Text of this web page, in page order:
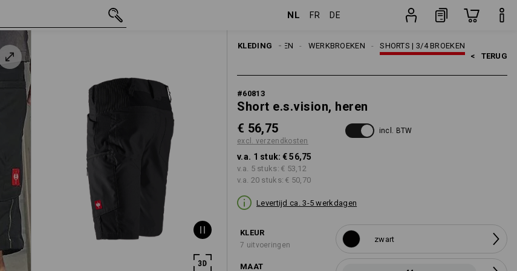
NL FR DE
KLEDING SHORTS | 3/4 BROEKEN
WERKBROEKEN
HEREN
< TERUG
#60813
Short e.s.vision, heren
€ 56,75
excl. verzendkosten
incl. BTW
v.a. 1 stuk: € 56,75
v.a. 5 stuks: € 53,12
v.a. 20 stuks: € 50,70
Levertijd ca. 3-5 werkdagen
KLEUR
7 uitvoeringen
zwart
MAAT
44 € 56,75